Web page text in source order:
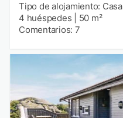
Tipo de alojamiento: Casa
4 huéspedes
50 m²
Comentarios: 7